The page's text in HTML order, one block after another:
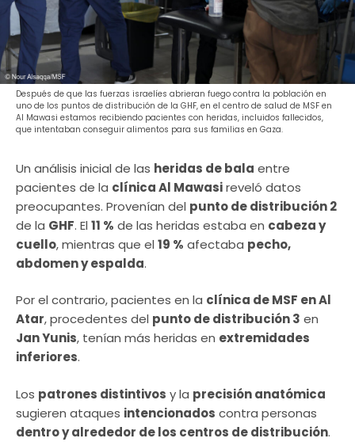
Después de que las fuerzas israelíes abrieran fuego contra la población en
uno de los puntos de distribución de la GHF, en el centro de salud de MSF en
Al Mawasi estamos recibiendo pacientes con heridas, incluidos fallecidos,
que intentaban conseguir alimentos para sus familias en Gaza.
Un análisis inicial de las heridas de bala entre
pacientes de la clínica Al Mawasireveló datos
preocupantes. Provenían del punto de distribución 2
de la GHF. El 11 % de las heridas estaba en cabeza y
cuello, mientras que el 19 % afectaba pecho,
abdomen y espalda.
Por el contrario, pacientes en la clínica de MSF en Al
Atar, procedentes del punto de distribución 3 en
Jan Yunis, tenían más heridas en extremidades
inferiores.
Los patrones distintivos y la precisión anatómica
sugieren ataques intencionados contra personas
dentro y alrededor de los centros de distribución.